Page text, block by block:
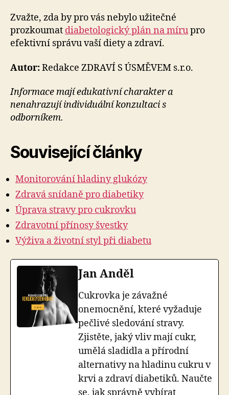
Zvažte, zda by pro vás nebylo užitečné
prozkoumat diabetologický plán na mírupro
efektivní správu vaší diety a zdraví.
Autor:Redakce ZDRAVÍ S ÚSMĚVEM s.r.o.
Informace mají edukativní charakter a
nenahrazují individuální konzultaci s
odborníkem.
Související články
Monitorování hladiny glukózy
Zdravá snídaně pro diabetiky
Úprava stravy pro cukrovku
Zdravotní přínosy švestky
Výživa a životní styl při diabetu
Jan Anděl
Cukrovka je závažné
onemocnění, které vyžaduje
pečlivé sledování stravy.
Zjistěte, jaký vliv mají cukr,
umělá sladidla a přírodní
alternativy na hladinu cukru v
krvi a zdraví diabetiků. Naučte